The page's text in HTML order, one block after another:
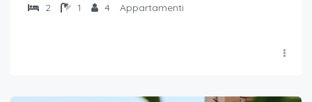
2
1 4 Appartamenti